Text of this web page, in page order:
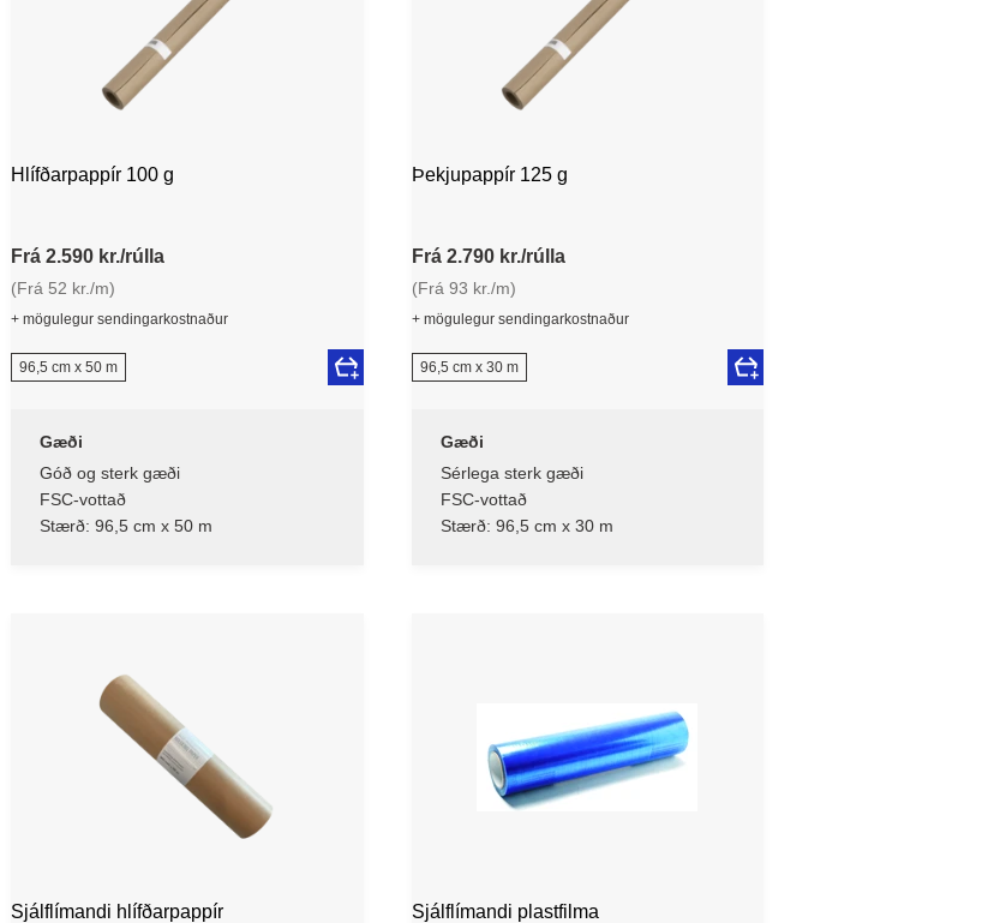
Hlífðarpappír 100 g
Frá 2.590 kr./rúlla
(Frá 52 kr./m)
+ mögulegur sendingarkostnaður
96,5 cm x 50 m
Gæði
Góð og sterk gæði
FSC-vottað
Stærð: 96,5 cm x 50 m
Þekjupappír 125 g
Frá 2.790 kr./rúlla
(Frá 93 kr./m)
+ mögulegur sendingarkostnaður
96,5 cm x 30 m
Gæði
Sérlega sterk gæði
FSC-vottað
Stærð: 96,5 cm x 30 m
Sjálflímandi hlífðarpappír Sjálflímandi plastfilma